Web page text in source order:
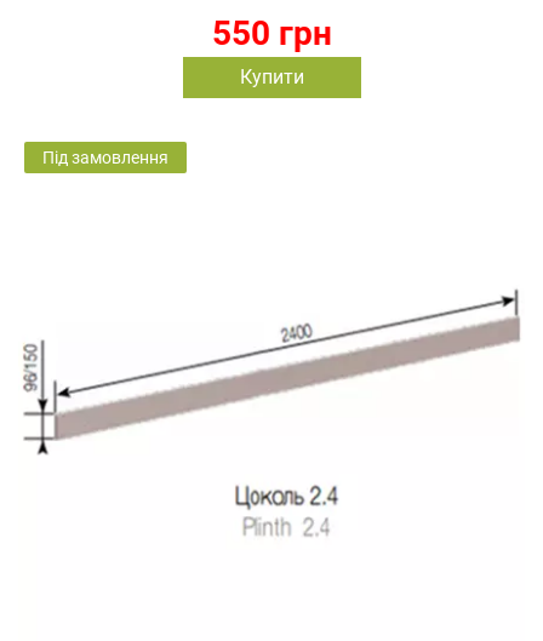
550 грн
Купити
Під замовлення